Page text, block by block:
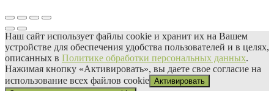
Наш сайт использует файлы сооkіе и хранит их на Вашем
устройстве для обеспечения удобства пользователей и в целях,
описанных в Политике обработки персональных данных.
Нажимая кнопку «Активировать», вы даете свое согласие на
использование всех файлов сооkіе Активировать